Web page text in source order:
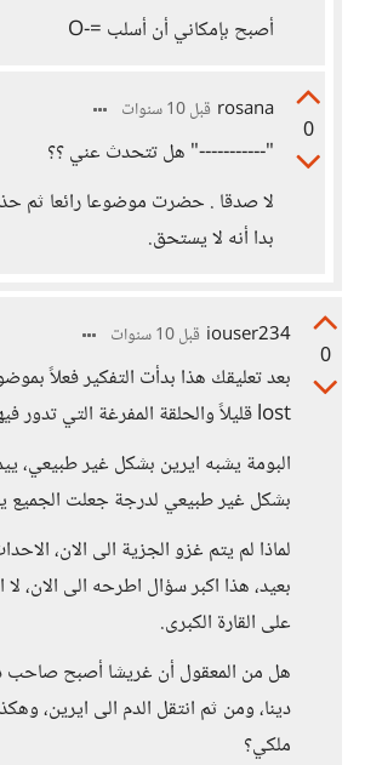
أصبح بإمكاني أن أسلب =-O
0
rosana قبل 10 سنوات
"-----------" هل تتحدث عني ؟؟
لا صدقا . حضرت موضوعا رائعا ثم
بدا أنه لا يستحق.
0
iouser234 قبل 10 سنوات
بعد تعليقك هذا بدأت التفكير فعلاً
lost قليلاً والحلقة المفرغة التي تدور فيها الحكاية
البومة يشبه ايرين بشكل غير طبيعي،
بشكل غير طبيعي لدرجة جعلت الجميع
لماذا لم يتم غزو الجزية الى الان،
بعيد، هذا اكبر سؤال اطرحه الى الان،
على القارة الكبرى.
هل من المعقول أن غريشا أصبح صاحب
دينا، ومن ثم انتقل الدم الى ايرين،
ملكي؟